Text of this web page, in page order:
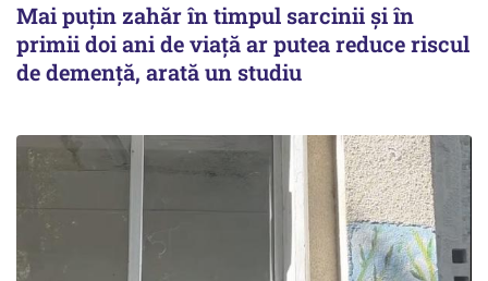
Mai puțin zahăr în timpul sarcinii și în
primii doi ani de viață ar putea reduce riscul
de demență, arată un studiu